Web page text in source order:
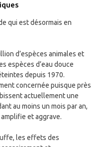
qui est désormais en
d’espèces animales et
espèces d’eau douce
depuis 1970.
concernée puisque près
actuellement une
au moins un mois par an,
et aggrave.
les effets des